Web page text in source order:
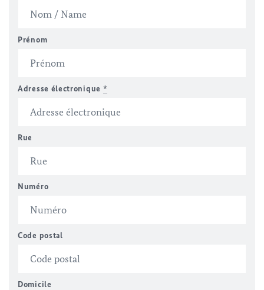
Prénom
Adresse électronique *
Rue
Numéro
Code postal
Domicile